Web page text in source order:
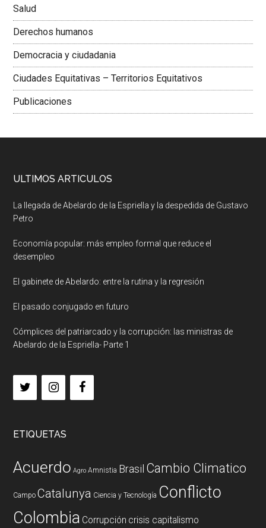
Salud
Derechos humanos
Democracia y ciudadania
Ciudades Equitativas – Territorios Equitativos
Publicaciones
ULTIMOS ARTICULOS
La llegada de Abelardo de la Espriella y la despedida de Gustavo
Petro
Economía popular: más empleo formal que reduce el
desempleo
El gabinete de Abelardo: entre la rutina y la regresión
El pasado conjugado en futuro
Cómplices del patriarcado y la corrupción: las ministras de
Abelardo de la Espriella- Parte 1
ETIQUETAS
Acuerdo Agro Amnistia Brasil Cambio Climatico
Campo Catalunya Ciencia y Tecnología Conflicto
Colombia Corrupción crisis capitalismo